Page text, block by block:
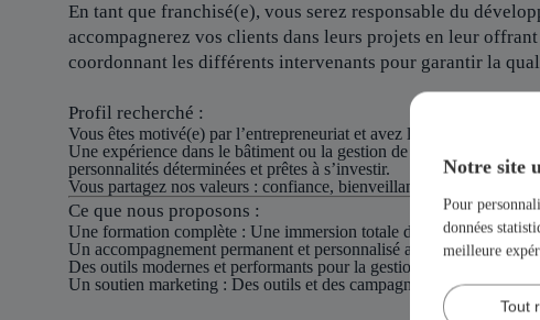
Notre site
Pour
données
meilleure
Tout
En tant que franchisé(e), vous serez responsable du
accompagnerez vos clients dans leurs projets en leur
coordonnant les différents intervenants pour garantir la
Profil recherché :
Vous êtes motivé(e) par l’entrepreneuriat et avez le désir de bâtir un
Une expérience dans le bâtiment ou la gestion de projets est un
personnalités déterminées et prêtes à s’investir.
Vous partagez nos valeurs : confiance, bienveillance et esprit de
Ce que nous proposons :
Une formation complète : Une immersion totale dans le métier
Un accompagnement permanent et personnalisé avec des
Des outils modernes et performants pour la gestion et le
Un soutien marketing : Des outils et des campagnes de